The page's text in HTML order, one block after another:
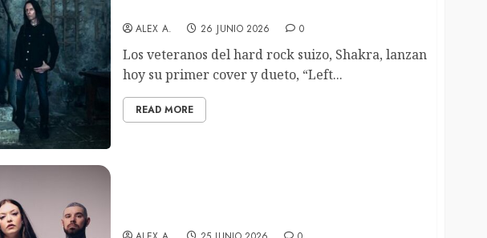
ALEX A. 26 JUNIO 2026 0
Los veteranos del hard rock suizo, Shakra, lanzan
hoy su primer cover y dueto, “Left...
READ MORE